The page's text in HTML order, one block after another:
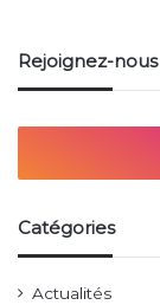
Rejoignez-
Catégories
Actualités